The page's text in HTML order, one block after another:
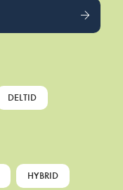
DELTID
HYBRID